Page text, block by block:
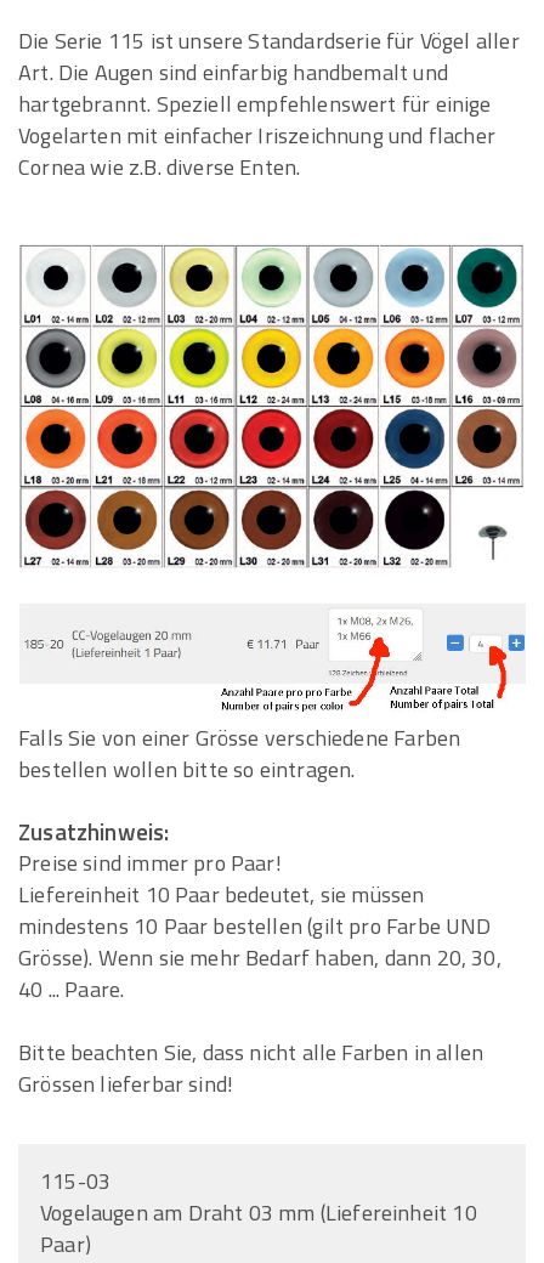
Die Serie 115 ist unsere Standardserie für Vögel aller
Art. Die Augen sind einfarbig handbemalt und
hartgebrannt. Speziell empfehlenswert für einige
Vogelarten mit einfacher Iriszeichnung und flacher
Cornea wie z.B. diverse Enten.
Falls Sie von einer Grösse verschiedene Farben
bestellen wollen bitte so eintragen.
Zusatzhinweis:
Preise sind immer pro Paar!
Liefereinheit 10 Paar bedeutet, sie müssen
mindestens 10 Paar bestellen (gilt pro Farbe UND
Grösse). Wenn sie mehr Bedarf haben, dann 20, 30,
40 ... Paare.
Bitte beachten Sie, dass nicht alle Farben in allen
Grössen lieferbar sind!
115-03
Vogelaugen am Draht 03 mm (Liefereinheit 10
Paar)